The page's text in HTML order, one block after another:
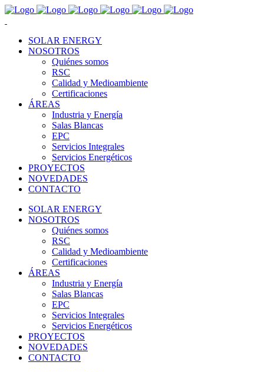
SOLAR ENERGY
NOSOTROS
Quiénes somos
RSC
Calidad y Medioambiente
Certificaciones
ÁREAS
Industria y Energía
Salas Blancas
EPC
Servicios Integrales
Servicios Energéticos
PROYECTOS
NOVEDADES
CONTACTO
SOLAR ENERGY
NOSOTROS
Quiénes somos
RSC
Calidad y Medioambiente
Certificaciones
ÁREAS
Industria y Energía
Salas Blancas
EPC
Servicios Integrales
Servicios Energéticos
PROYECTOS
NOVEDADES
CONTACTO